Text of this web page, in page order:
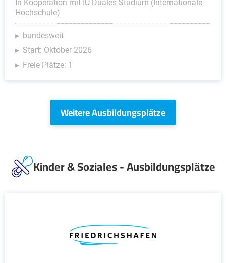
In Kooperation mit IU Duales Studium (Internationale
Hochschule)
bundesweit
Start: Oktober 2026
Freie Plätze: 1
Weitere Ausbildungsplätze
Kinder & Soziales - Ausbildungsplätze